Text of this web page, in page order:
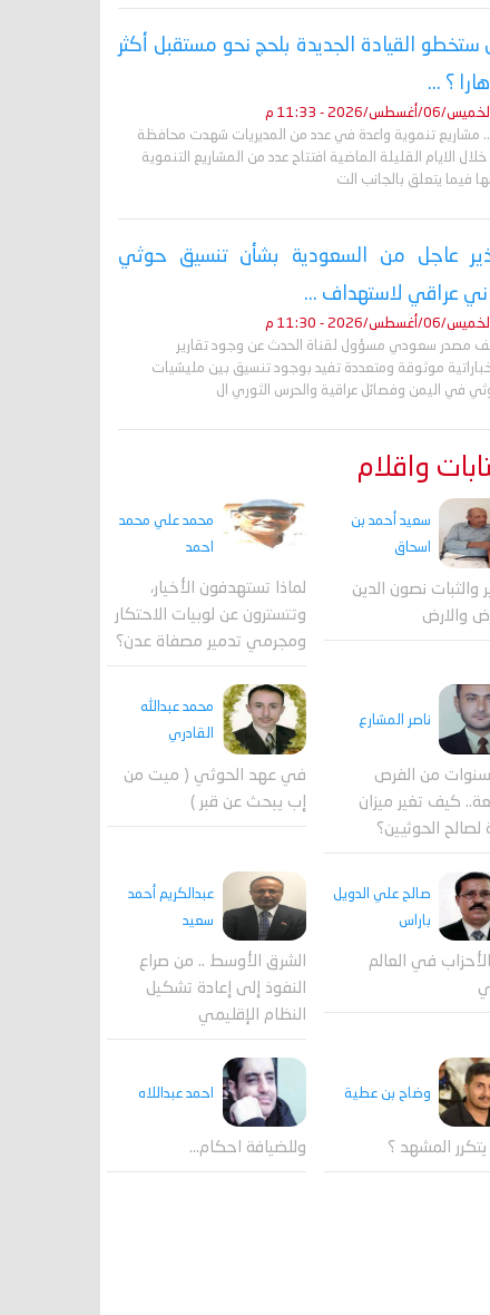
القيادة الجديدة بلحج نحو مستقبل أكثر
؟ ...
الخميس/06/أغسطس/2026 - 11:33 م
مشاريع تنموية واعدة في عدد من المديريات شهدت محافظة
خلال الايام القليلة الماضية افتتاح عدد من المشاريع التنموية
فيما يتعلق بالجانب الت
عاجل من السعودية بشأن تنسيق حوثي
عراقي لاستهداف ...
الخميس/06/أغسطس/2026 - 11:30 م
مصدر سعودي مسؤول لقناة الحدث عن وجود تقارير
موثوقة ومتعددة تفيد بوجود تنسيق بين مليشيات
في اليمن وفصائل عراقية والحرس الثوري ال
واقلام
سعيد أحمد بن
اسحاق
والثبات نصون الدين
والارض
محمد علي محمد
احمد
لماذا تستهدفون الأخيار،
وتتسترون عن لوبيات الاحتكار
ومجرمي تدمير مصفاة عدن؟
ناصر المشارع
من الفرص
كيف تغير ميزان
لصالح الحوثيين؟
محمد عبدالله
القادري
في عهد الحوثي ( ميت من
إب يبحث عن قبر )
صالح علي الدويل
باراس
الأحزاب في العالم
عبدالكريم أحمد
سعيد
الشرق الأوسط .. من صراع
النفوذ إلى إعادة تشكيل
النظام الإقليمي
وضاح بن عطية
يتكرر المشهد ؟
احمد عبداللاه
وللضيافة احكام…